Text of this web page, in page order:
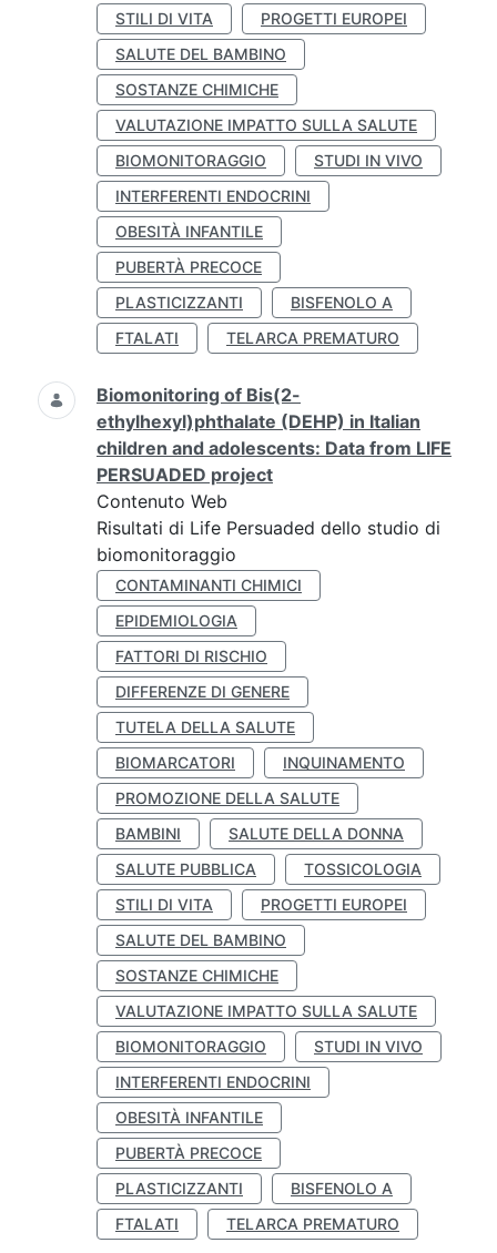
STILI DI VITA
PROGETTI EUROPEI
SALUTE DEL BAMBINO
SOSTANZE CHIMICHE
VALUTAZIONE IMPATTO SULLA SALUTE
BIOMONITORAGGIO
STUDI IN VIVO
INTERFERENTI ENDOCRINI
OBESITÀ INFANTILE
PUBERTÀ PRECOCE
PLASTICIZZANTI
BISFENOLO A
FTALATI
TELARCA PREMATURO
Biomonitoring of Bis(2-
ethylhexyl)phthalate (DEHP) in Italian
children and adolescents: Data from LIFE
PERSUADED project
Contenuto Web
Risultati di Life Persuaded dello studio di
biomonitoraggio
CONTAMINANTI CHIMICI
EPIDEMIOLOGIA
FATTORI DI RISCHIO
DIFFERENZE DI GENERE
TUTELA DELLA SALUTE
BIOMARCATORI
INQUINAMENTO
PROMOZIONE DELLA SALUTE
BAMBINI
SALUTE DELLA DONNA
SALUTE PUBBLICA
TOSSICOLOGIA
STILI DI VITA
PROGETTI EUROPEI
SALUTE DEL BAMBINO
SOSTANZE CHIMICHE
VALUTAZIONE IMPATTO SULLA SALUTE
BIOMONITORAGGIO
STUDI IN VIVO
INTERFERENTI ENDOCRINI
OBESITÀ INFANTILE
PUBERTÀ PRECOCE
PLASTICIZZANTI
BISFENOLO A
FTALATI
TELARCA PREMATURO